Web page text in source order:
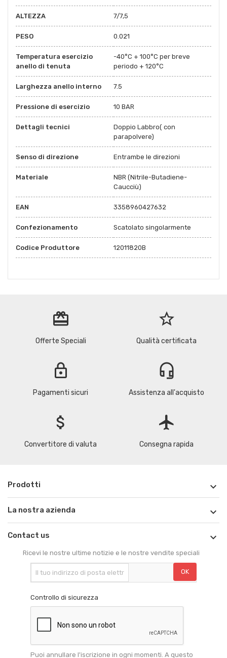
ALTEZZA 7/7,5
PESO 0.021
Temperatura esercizio
anello di tenuta
-40°C + 100°C per breve
periodo + 120°C
Larghezza anello interno 7.5
Pressione di esercizio 10 BAR
Dettagli tecnici
Doppio Labbro( con
parapolvere)
Senso di direzione Entrambe le direzioni
Materiale
NBR (Nitrile-Butadiene-
Caucciù)
EAN 3358960427632
Confezionamento Scatolato singolarmente
Codice Produttore 12011820B
redeem
Offerte Speciali
star_border
Qualità certificata
lock
Pagamenti sicuri
headset_mic
Assistenza all'acquisto
attach_money
Convertitore di valuta
flight
Consegna rapida
Prodotti 
La nostra azienda 
Contact us 
Ricevi le nostre ultime notizie e le nostre vendite speciali
Controllo di sicurezza
Puoi annullare l'iscrizione in ogni momenti. A questo